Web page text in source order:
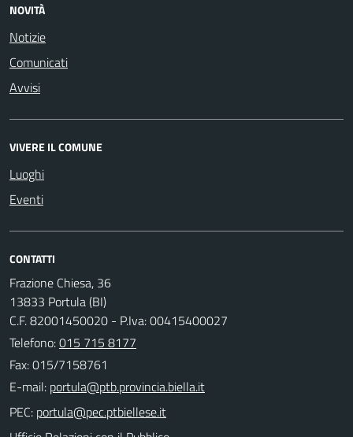
NOVITÀ
Notizie
Comunicati
Avvisi
VIVERE IL COMUNE
Luoghi
Eventi
CONTATTI
Frazione Chiesa, 36
13833 Portula (BI)
C.F. 82001450020 - P.Iva: 00415400027
Telefono:015 715 8177
Fax: 015/7158761
E-mail:
PEC: